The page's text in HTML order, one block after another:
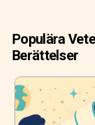
Populära
Berättelser